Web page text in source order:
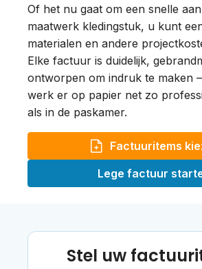
Of het nu gaat om een snelle
maatwerk kledingstuk, u kunt
materialen en andere
Elke factuur is duidelijk,
ontworpen om indruk te maken
werk er op papier net zo
als in de paskamer.
Factuuritems
Lege factuur
Stel uw